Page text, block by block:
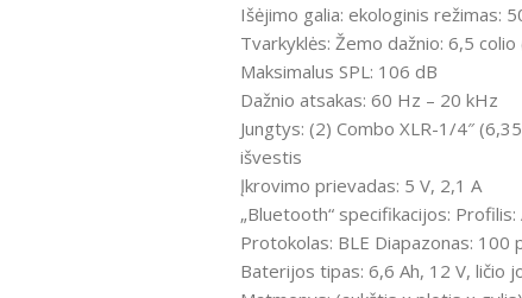
Išėjimo galia: ekologinis režimas:
Tvarkyklės: Žemo dažnio: 6,5
Maksimalus SPL: 106 dB
Dažnio atsakas: 60 Hz – 20 kHz
Jungtys: (2) Combo XLR-1/4″
išvestis
Įkrovimo prievadas: 5 V, 2,1 A
„Bluetooth“ specifikacijos:
Protokolas: BLE Diapazonas: 100
Baterijos tipas: 6,6 Ah, 12 V, ličio